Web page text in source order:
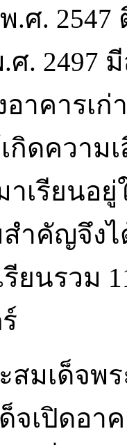
ตึก
ศ. 2497
อาคารเ
กิดความ
าเรียนอ
ำคัญจึง
รียนรวม
ร์
สมเด็จพ
จเปิดอา